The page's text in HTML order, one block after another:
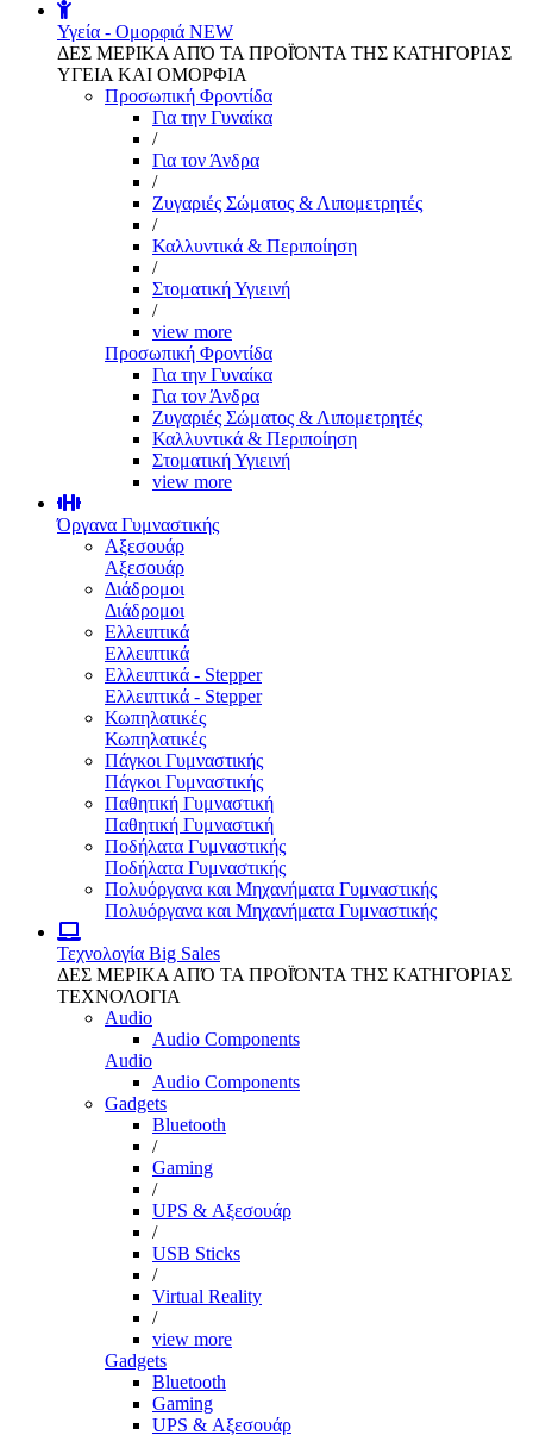
Υγεία - Ομορφιά NEW
ΔΕΣ ΜΕΡΙΚΑ ΑΠΌ ΤΑ ΠΡΟΪΌΝΤΑ ΤΗΣ ΚΑΤΗΓΟΡΙΑΣ
ΥΓΕΙΑ ΚΑΙ ΟΜΟΡΦΙΑ
Προσωπική Φροντίδα
Για την Γυναίκα
/
Για τον Άνδρα
/
Ζυγαριές Σώματος & Λιπομετρητές
/
Καλλυντικά & Περιποίηση
/
Στοματική Υγιεινή
/
view more
Προσωπική Φροντίδα
Για την Γυναίκα
Για τον Άνδρα
Ζυγαριές Σώματος & Λιπομετρητές
Καλλυντικά & Περιποίηση
Στοματική Υγιεινή
view more
Όργανα Γυμναστικής
Αξεσουάρ
Αξεσουάρ
Διάδρομοι
Διάδρομοι
Ελλειπτικά
Ελλειπτικά
Ελλειπτικά - Stepper
Ελλειπτικά - Stepper
Κωπηλατικές
Κωπηλατικές
Πάγκοι Γυμναστικής
Πάγκοι Γυμναστικής
Παθητική Γυμναστική
Παθητική Γυμναστική
Ποδήλατα Γυμναστικής
Ποδήλατα Γυμναστικής
Πολυόργανα και Μηχανήματα Γυμναστικής
Πολυόργανα και Μηχανήματα Γυμναστικής
Τεχνολογία Big Sales
ΔΕΣ ΜΕΡΙΚΑ ΑΠΌ ΤΑ ΠΡΟΪΌΝΤΑ ΤΗΣ ΚΑΤΗΓΟΡΙΑΣ
ΤΕΧΝΟΛΟΓΙΑ
Audio
Audio Components
Audio
Audio Components
Gadgets
Bluetooth
/
Gaming
/
UPS & Αξεσουάρ
/
USB Sticks
/
Virtual Reality
/
view more
Gadgets
Bluetooth
Gaming
UPS & Αξεσουάρ